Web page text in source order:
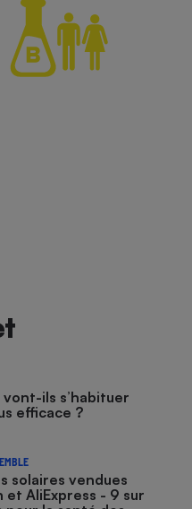
ils s’habituer
efficace ?
solaires vendues
et AliExpress - 9 sur